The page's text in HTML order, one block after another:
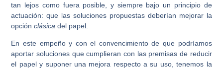
tan lejos como fuera posible, y siempre bajo un principio de
actuación: que las soluciones propuestas deberían mejorar la
opciónclásica del papel.
En este empeño y con el convencimiento de que podríamos
aportar soluciones que cumplieran con las premisas de reducir
el papel y suponer una mejora respecto a su uso, tenemos la